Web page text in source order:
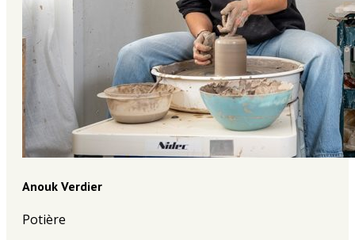
Anouk Verdier
Potière